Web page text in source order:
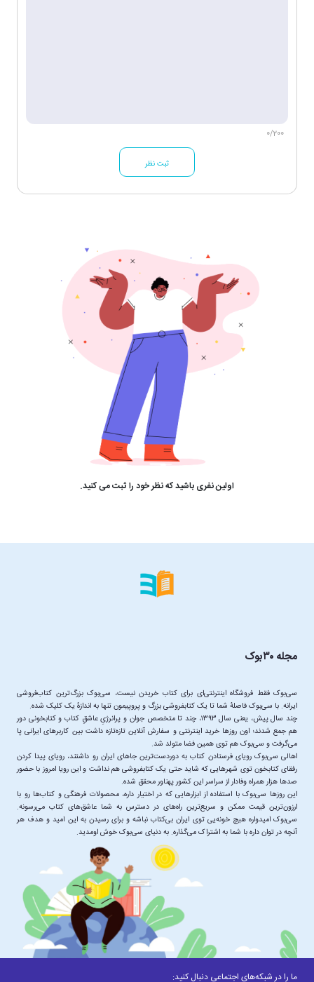
0/200
ثبت نظر
اولین نفری باشید که نظر خود را ثبت می کنید.
مجله ۳۰بوک
سی‌بوک فقط فروشگاه اینترنتی‌ای برای کتاب خریدن نیست، سی‌بوک بزرگ‌ترین کتاب‌فروشی
چند سال پیش، یعنی سال ۱۳۹۳، چند تا متخصص جوان و پرانرژیِ عاشقِ کتاب و کتابخونی دور
هم جمع شدند؛ اون‌ روزها خرید اینترنتی و سفارش آنلاین تازه‌تازه داشت بین کاربرهای ایرانی پا
اهالی سی‌بوک رویای فرستادن کتاب به دوردست‌ترین جاهای ایران رو داشتند، رویای پیدا کردن
رفقای کتابخون توی شهرهایی که شاید حتی یک کتابفروشی هم نداشت و این رویا امروز با حضور
این ‌روزها سی‌بوک با استفاده از ابزارهایی که در اختیار داره، محصولات فرهنگی و کتاب‌ها رو با
ارزون‌ترین قیمت ممکن و سریع‌ترین راه‌های در دسترس به شما عاشق‌های کتاب می‌رسونه.
سی‌بوک امیدواره هیچ خونه‌یی توی ایران بی‌کتاب نباشه و برای رسیدن به این امید و هدف هر
آنچه در توان داره با شما به اشتراک می‌گذاره. به دنیای سی‌بوک خوش اومدید.
ما را در شبکه‌های اجتماعی دنبال کنید: